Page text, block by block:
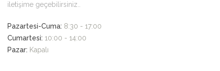
iletişime geçebilirsiniz..
Pazartesi-Cuma: 8:30 - 17:00
Cumartesi: 10:00 - 14:00
Pazar: Kapalı